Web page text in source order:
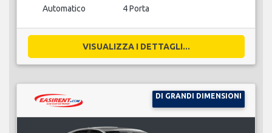
Automatico 4 Porta
VISUALIZZA I DETTAGLI...
DI GRANDI DIMENSIONI